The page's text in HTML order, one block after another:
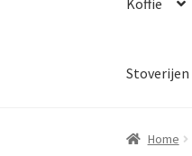
Stoverijen
Home